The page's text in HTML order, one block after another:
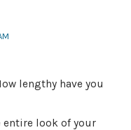
lengthy have you
entire look of your